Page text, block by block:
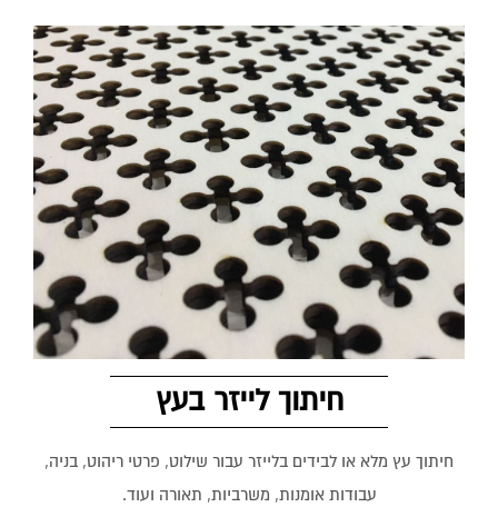
חיתוך לייזר בעץ
חיתוך עץ מלא או לבידים בלייזר עבור שילוט, פרטי ריהוט, בניה,
עבודות אומנות, משרביות, תאורה ועוד.